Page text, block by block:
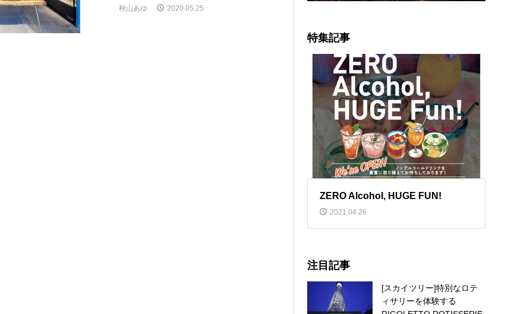
秋山あゆ 2020.05.25
特集記事
ZERO Alcohol, HUGE FUN!
2021.04.26
注目記事
[スカイツリー]特別なロテ
ィサリーを体験する